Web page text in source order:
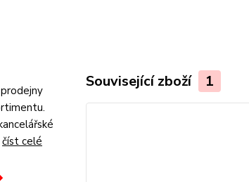
číst celé
Související zboží 1